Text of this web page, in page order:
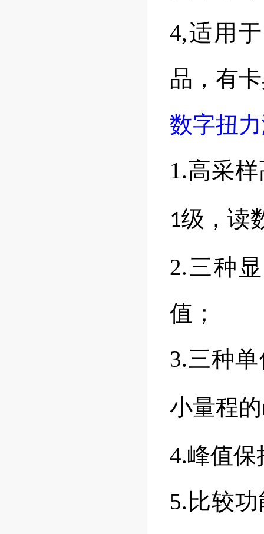
4,适用
品，有
数字扭
1.高采
1级，读
2.三种
值；
3.三种
小量程的
4.峰值
5.比较